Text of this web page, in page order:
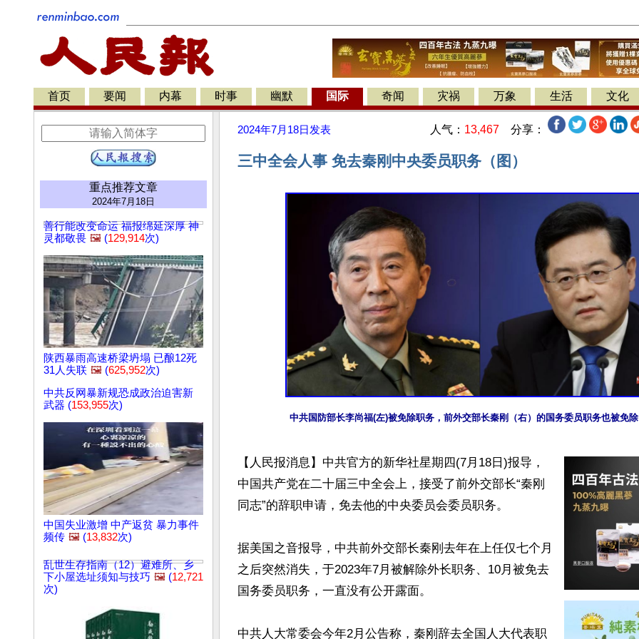
首页 要闻 内幕 时事 幽默 国际 奇闻 灾祸 万象 生活 文化
重点推荐文章
2024年7月18日
善行能改变命运 福报绵延深厚 神
灵都敬畏 🖼️ (129,914次)
陕西暴雨高速桥梁坍塌 已酿12死
31人失联 🖼️ (625,952次)
中共反网暴新规恐成政治迫害新
武器 (153,955次)
中国失业激增 中产返贫 暴力事件
频传 🖼️ (13,832次)
乱世生存指南（12）避难所、乡
下小屋选址须知与技巧 🖼️ (12,721
次)
2024年7月18日 发表 人气： 13,467 分享：
三中全会人事 免去秦刚中央委员职务（图）
中共国防部长李尚福(左)被免除职务，前外交部长秦刚（右）的国务委员职务也被免
【人民报消息】中共官方的新华社星期四(7月18日)报导，
中国共产党在二十届三中全会上，接受了前外交部长“秦刚
同志”的辞职申请，免去他的中央委员会委员职务。
据美国之音报导，中共前外交部长秦刚去年在上任仅七个月
之后突然消失，于2023年7月被解除外长职务、10月被免去
国务委员职务，一直没有公开露面。
中共人大常委会今年2月公告称，秦刚辞去全国人大代表职